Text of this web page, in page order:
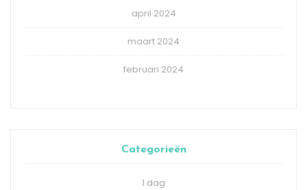
april 2024
maart 2024
februari 2024
Categorieën
1 dag